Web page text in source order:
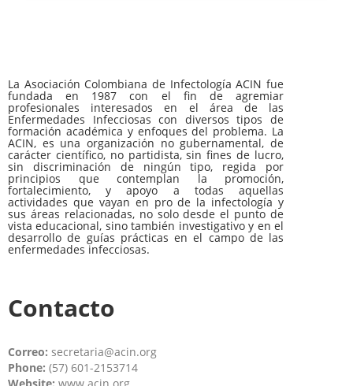
La Asociación Colombiana de Infectología ACIN fue
fundada en 1987 con el fin de agremiar
profesionales interesados en el área de las
Enfermedades Infecciosas con diversos tipos de
formación académica y enfoques del problema. La
ACIN, es una organización no gubernamental, de
carácter científico, no partidista, sin fines de lucro,
sin discriminación de ningún tipo, regida por
principios que contemplan la promoción,
fortalecimiento, y apoyo a todas aquellas
actividades que vayan en pro de la infectología y
sus áreas relacionadas, no solo desde el punto de
vista educacional, sino también investigativo y en el
desarrollo de guías prácticas en el campo de las
enfermedades infecciosas.
Contacto
Correo: secretaria@acin.org
Phone: (57) 601-2153714